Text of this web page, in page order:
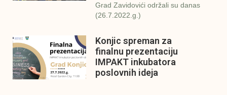
Grad Zavidovići održali su danas
(26.7.2022.g.)
Konjic spreman za
finalnu prezentaciju
IMPAKT inkubatora
poslovnih ideja